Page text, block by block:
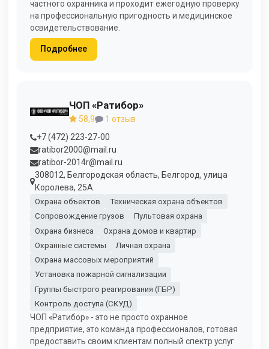
частного охранника и проходит ежегодную проверку
на профессиональную пригодность и медицинское
освидетельствование.
Подробнее
ЧОП «Ратибор»
58,9
1 отзыв
+7 (472) 223-27-00
ratibor2000@mail.ru
ratibor-2014r@mail.ru
308012, Белгородская область, Белгород, улица
Королева, 25А.
Охрана объектов
Техническая охрана объектов
Сопровождение грузов
Пультовая охрана
Охрана бизнеса
Охрана домов и квартир
Охранные системы
Личная охрана
Охрана массовых мероприятий
Установка пожарной сигнализации
Группы быстрого реагирования (ГБР)
Контроль доступа (СКУД)
ЧОП «Ратибор» - это не просто охранное
предприятие, это команда профессионалов, готовая
предоставить своим клиентам полный спектр услуг